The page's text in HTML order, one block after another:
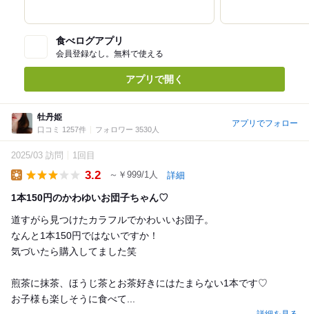
食べログアプリ
会員登録なし。無料で使える
アプリで開く
牡丹姫
口コミ 1257件 フォロワー 3530人
アプリでフォロー
2025/03 訪問 1回目
3.2 ～￥999/1人 詳細
1本150円のかわゆいお団子ちゃん♡
道すがら見つけたカラフルでかわいいお団子。
なんと1本150円ではないですか！
気づいたら購入してました笑
煎茶に抹茶、ほうじ茶とお茶好きにはたまらない1本です♡
お子様も楽しそうに食べて...